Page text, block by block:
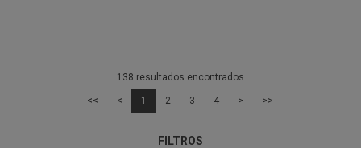
138 resultados encontrados
<< < 1 2 3 4 > >>
FILTROS